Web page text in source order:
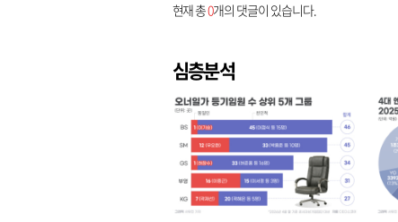
현재 총0개의 댓글이 있습니다.
심층분석